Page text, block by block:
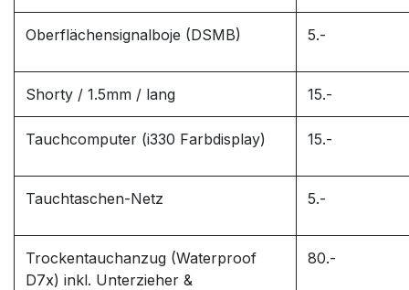
Oberflächensignalboje (DSMB) 5.-
Shorty / 1.5mm / lang 15.-
Tauchcomputer (i330 Farbdisplay) 15.-
Tauchtaschen-Netz 5.-
Trockentauchanzug (Waterproof
D7x) inkl. Unterzieher &
80.-